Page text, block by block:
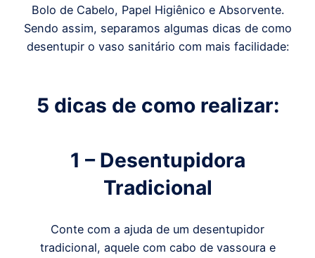
Bolo de Cabelo, Papel Higiênico e Absorvente.
Sendo assim, separamos algumas dicas de como
desentupir o vaso sanitário com mais facilidade:
5 dicas de como realizar:
1 – Desentupidora
Tradicional
Conte com a ajuda de um desentupidor
tradicional, aquele com cabo de vassoura e